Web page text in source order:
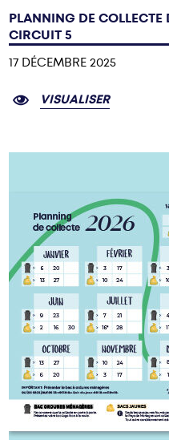
PLANNING DE COLLECTE
CIRCUIT 5
17 DÉCEMBRE 2025
VISUALISER